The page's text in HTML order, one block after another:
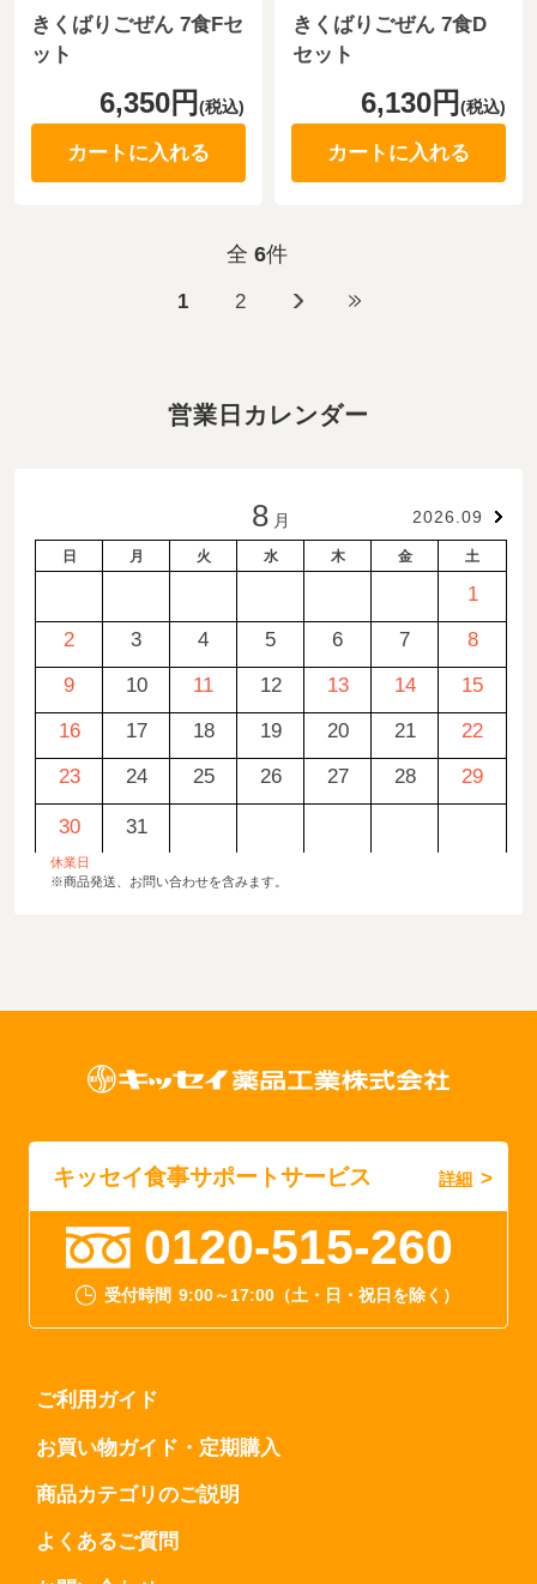
きくばりごぜん 7食Fセ
ット
6,350円(税込)
カートに入れる
きくばりごぜん 7食D
セット
6,130円 (税込)
カートに入れる
全 6件
1 2
営業日カレンダー
8 月 2026.09
日 月 火 水 木 金 土
1
2
3 4 5 6 7
8
9
10 11 12 13 14
15
16
17 18 19 20 21
22
23
24 25 26 27 28 29
30 31
休業日
※商品発送、お問い合わせを含みます。
キッセイ食事サポートサービス 詳細
0120-515-260
受付時間 9:00～17:00（土・日・祝日を除く）
ご利用ガイド
お買い物ガイド・定期購入
商品カテゴリのご説明
よくあるご質問